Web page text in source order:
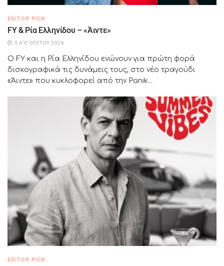
EDITOR PICK
FY & Ρία Ελληνίδου – «Άιντε»
5 ΑΥΓΟΎΣΤΟΥ 2026
Ο FY και η Ρία Ελληνίδου ενώνουν για πρώτη φορά
δισκογραφικά τις δυνάμεις τους, στο νέο τραγούδι
«Άιντε» που κυκλοφορεί από την Panik...
EDITOR PICK